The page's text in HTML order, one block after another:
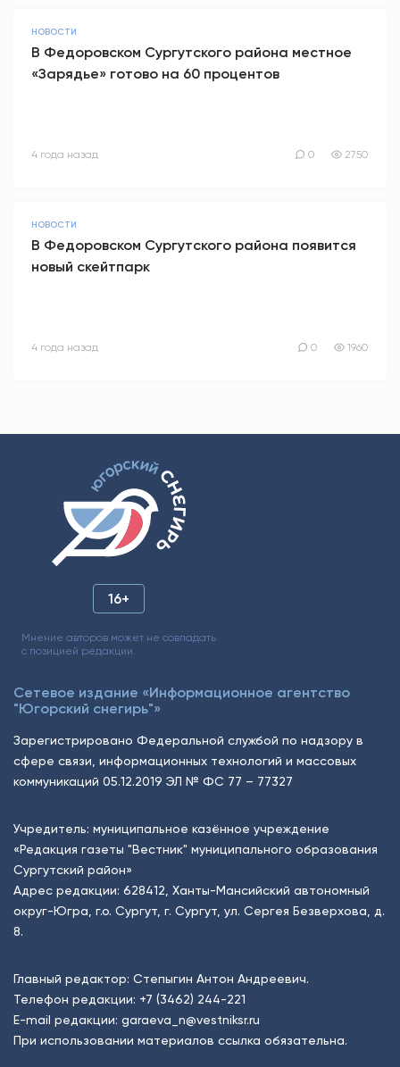
НОВОСТИ
В Федоровском Сургутского района местное
«Зарядье» готово на 60 процентов
4 года назад 0 2750
НОВОСТИ
В Федоровском Сургутского района появится
новый скейтпарк
4 года назад 0 1960
16+
Мнение авторов может не совпадать
с позицией редакции.
Сетевое издание «Информационное агентство
"Югорский снегирь"»
Зарегистрировано Федеральной службой по надзору в
сфере связи, информационных технологий и массовых
коммуникаций 05.12.2019 ЭЛ № ФС 77 – 77327
Учредитель: муниципальное казённое учреждение
«Редакция газеты "Вестник" муниципального образования
Сургутский район»
Адрес редакции: 628412, Ханты-Мансийский автономный
округ-Югра, г.о. Сургут, г. Сургут, ул. Сергея Безверхова, д.
8.
Главный редактор: Степыгин Антон Андреевич.
Телефон редакции: +7 (3462) 244-221
E-mail редакции: garaeva_n@vestniksr.ru
При использовании материалов ссылка обязательна.